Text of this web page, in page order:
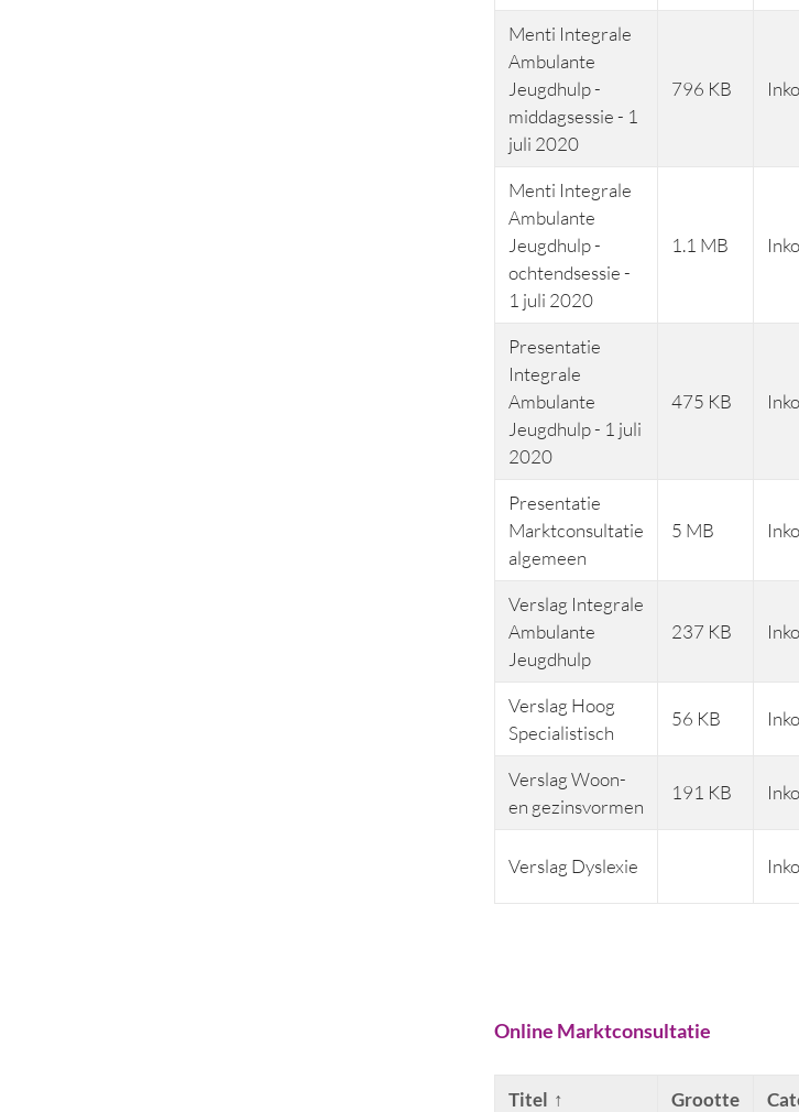
Menti Integrale
Ambulante
Jeugdhulp -
middagsessie - 1
juli 2020
796 KB
Menti Integrale
Ambulante
Jeugdhulp -
ochtendsessie -
1 juli 2020
1.1 MB
Presentatie
Integrale
Ambulante
Jeugdhulp - 1 juli
2020
475 KB
Presentatie
Marktconsultatie
algemeen
5 MB
Verslag Integrale
Ambulante
Jeugdhulp
237 KB
Verslag Hoog
Specialistisch
56 KB
Verslag Woon-
en gezinsvormen
191 KB
Verslag Dyslexie
Online Marktconsultatie
Titel Grootte